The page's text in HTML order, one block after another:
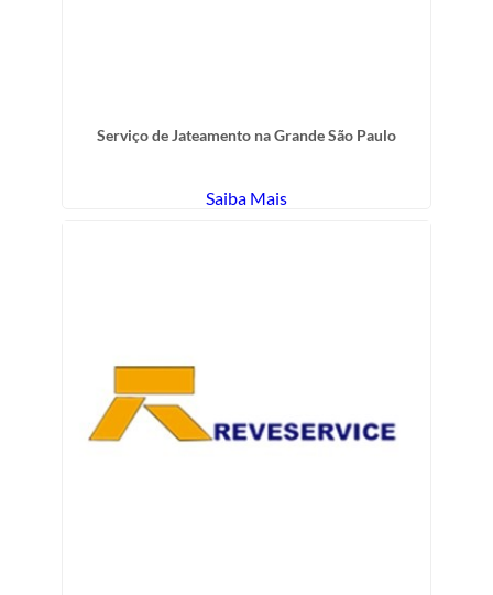
Serviço de Jateamento na Grande São Paulo
Saiba Mais